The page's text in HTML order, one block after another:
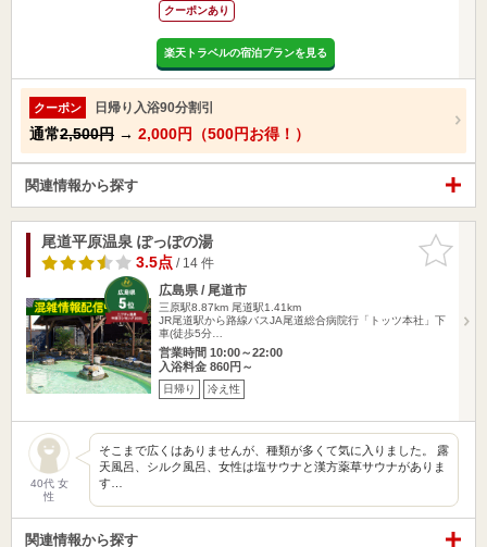
クーポンあり
楽天トラベルの宿泊プランを見る
クーポン 日帰り入浴90分割引
通常2,500円 → 2,000円（500円お得！）
関連情報から探す
お気に入
りに追加
尾道平原温泉 ぽっぽの湯
3.5点/ 14 件
広島県 / 尾道市
三原駅8.87km 尾道駅1.41km
JR尾道駅から路線バスJA尾道総合病院行「トッツ本社」下
車(徒歩5分…
営業時間 10:00～22:00
入浴料金 860円～
日帰り 冷え性
40代 女
性
そこまで広くはありませんが、種類が多くて気に入りました。 露
天風呂、シルク風呂、女性は塩サウナと漢方薬草サウナがありま
す…
関連情報から探す